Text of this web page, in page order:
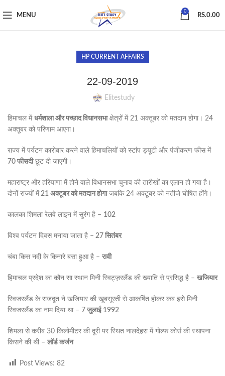
MENU
0
RS.0.00
HP CURRENT AFFAIRS
22-09-2019
Elitestudy
हिमाचल में धर्मशाला और पच्छाद विधानसभाक्षेत्रों में 21 अक्तूबर को मतदान होगा। 24
अक्तूबर को परिणाम आएगा।
राज्य में पर्यटन कारोबार करने वाले हिमाचलियों को स्टांप ड्यूटी और पंजीकरण फीस में
70 फीसदीछूट दी जाएगी।
महाराष्ट्र और हरियाणा में होने वाले विधानसभा चुनाव की तारीखों का एलान हो गया है।
दोनों राज्यों में21 अक्टूबर को मतदान होगाजबकि 24 अक्टूबर को नतीजे घोषित होंगे।
कालका शिमला रेलवे लाइन में सुरंग है – 102
विश्व पर्यटन दिवस मनाया जाता है – 27 सितंबर
चंबा किस नदी के किनारे बसा हुआ है – रावी
हिमाचल प्रदेश का कौन सा स्थान मिनी स्विट्ज़रलैंड की ख्याति से प्रसिद्ध है – खजियार
स्विजरलैंड के राजदूत ने खजियार की खूबसूरती से आकर्षित होकर कब इसे मिनी
स्विजरलैंड का नाम दिया था – 7 जुलाई 1992
शिमला से करीब 30 किलोमीटर की दूरी पर स्थित नालदेहरा में गोल्फ कोर्स की स्थापना
किसने की थी – लॉर्ड कर्जन
Post Views: 82